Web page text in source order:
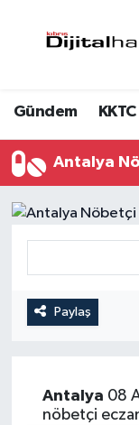
Gündem KKTC
Antalya
Paylaş
Antalya 08
nöbetçi
Trafik
Süper Lig
Tüm
Son Dakika
Haber Arşivi